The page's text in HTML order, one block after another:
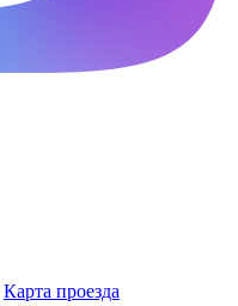
Карта проезда